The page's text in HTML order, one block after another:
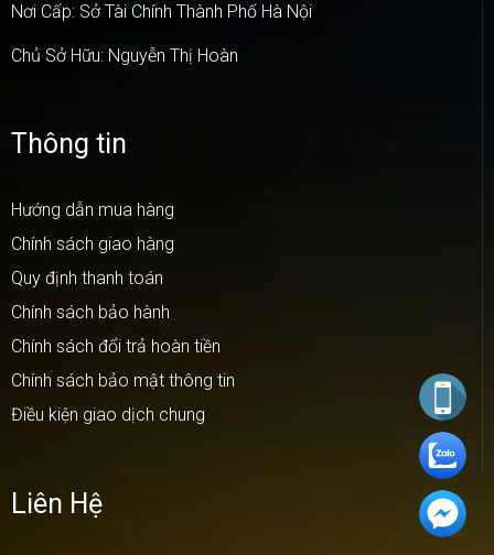
Nơi Cấp: Sở Tài Chính Thành Phố Hà Nội
Chủ Sở Hữu: Nguyễn Thị Hoàn
Thông tin
Hướng dẫn mua hàng
Chính sách giao hàng
Quy định thanh toán
Chính sách bảo hành
Chính sách đổi trả hoàn tiền
Chính sách bảo mật thông tin
Điều kiện giao dịch chung
Liên Hệ